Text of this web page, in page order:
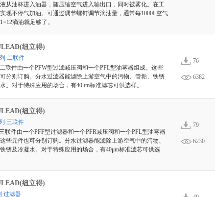
从油杯进入油器，随压缩空气进入输出口，同时被雾化。在工
现不停气加油。可通过调节螺钉调节滴油量，通常每1000L空气
滴油就足够了。
纽立得)
二联件
联件由一个PFW型过滤减压阀和一个PFL型油雾器组成。这些
分别订购。分水过滤器能滤除上游空气中的污物、管垢、铁锈
。对于特殊应用的场合，有40μm标准滤芯可供选样。
76
6382
纽立得)
三联件
联件由一个PFF型过滤器和一个PFR减压阀和一个PFL型油雾器
些元件也可分别订购。分水过滤器能滤除上游空气中的污物、
锈及冷凝水。对于特殊应用的场合，有40μm标准滤芯可供选
79
6230
纽立得)
过滤器